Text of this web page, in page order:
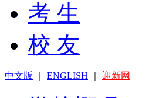
考 生
校 友
中文版 ENGLISH 迎新网